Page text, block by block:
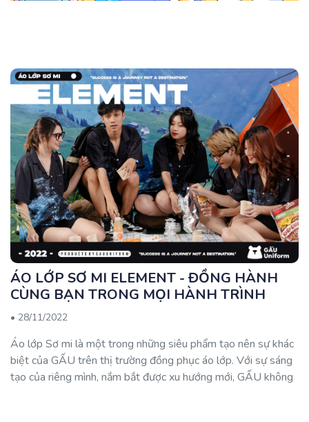
ÁO LỚP SƠ MI ELEMENT - ĐỒNG HÀNH
CÙNG BẠN TRONG MỌI HÀNH TRÌNH
• 28/11/2022
Áo lớp Sơ mi là một trong những siêu phẩm tạo nên sự khác
biệt của GẤU trên thị trường đồng phục áo lớp. Với sự sáng
tạo của riêng mình, nắm bắt được xu hướng mới, GẤU không